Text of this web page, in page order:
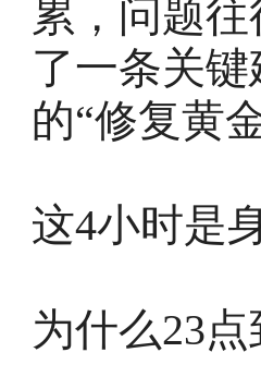
累，问题
了一条关
的“修复黄
这4小时是
为什么23